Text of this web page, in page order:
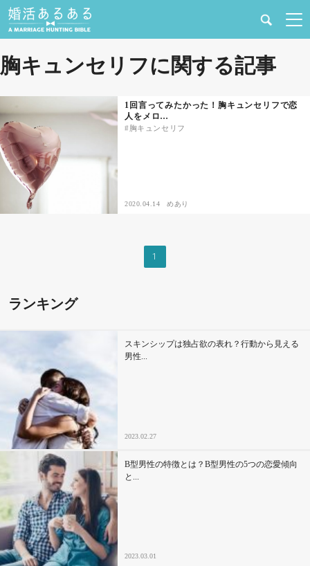
健康
恋愛の悩み
出会い
合コン・街コン
あるある
ドキドキ
仕事とキャリア
特集
占い・診断
ファッション・美容
グルメ
胸キュンセリフに関する記事
1回言ってみたかった！胸キュンセリフで恋
人をメロ…
胸キュンセリフ
2020.04.14 めあり
1
ランキング
スキンシップは独占欲の表れ？行動から見える
男性...
2023.02.27
B型男性の特徴とは？B型男性の5つの恋愛傾向
と...
2023.03.01